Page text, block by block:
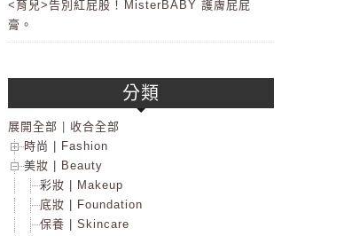
<育兒>告別紅屁股！MisterBABY 護膚屁屁
膏。
分類
展開全部
收合全部
時尚 | Fashion
美妝 | Beauty
彩妝 | Makeup
底妝 | Foundation
保養 | Skincare